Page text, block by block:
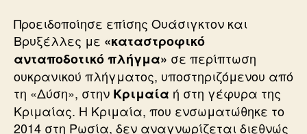
Προειδοποίησε επίσης Ουάσιγκτον και
Βρυξέλλες με «καταστροφικό
ανταποδοτικό πλήγμα» σε περίπτωση
ουκρανικού πλήγματος, υποστηριζόμενου από
τη «Δύση», στην Κριμαία ή στη γέφυρα της
Κριμαίας. Η Κριμαία, που ενσωματώθηκε το
2014 στη Ρωσία, δεν αναγνωρίζεται διεθνώς